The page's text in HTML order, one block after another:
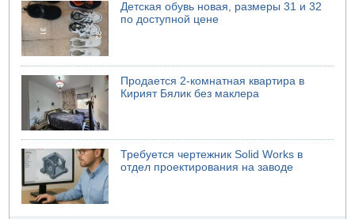
Детская обувь новая, размеры 31 и 32
по доступной цене
Продается 2-комнатная квартира в
Кирият Бялик без маклера
Требуется чертежник Solid Works в
отдел проектирования на заводе